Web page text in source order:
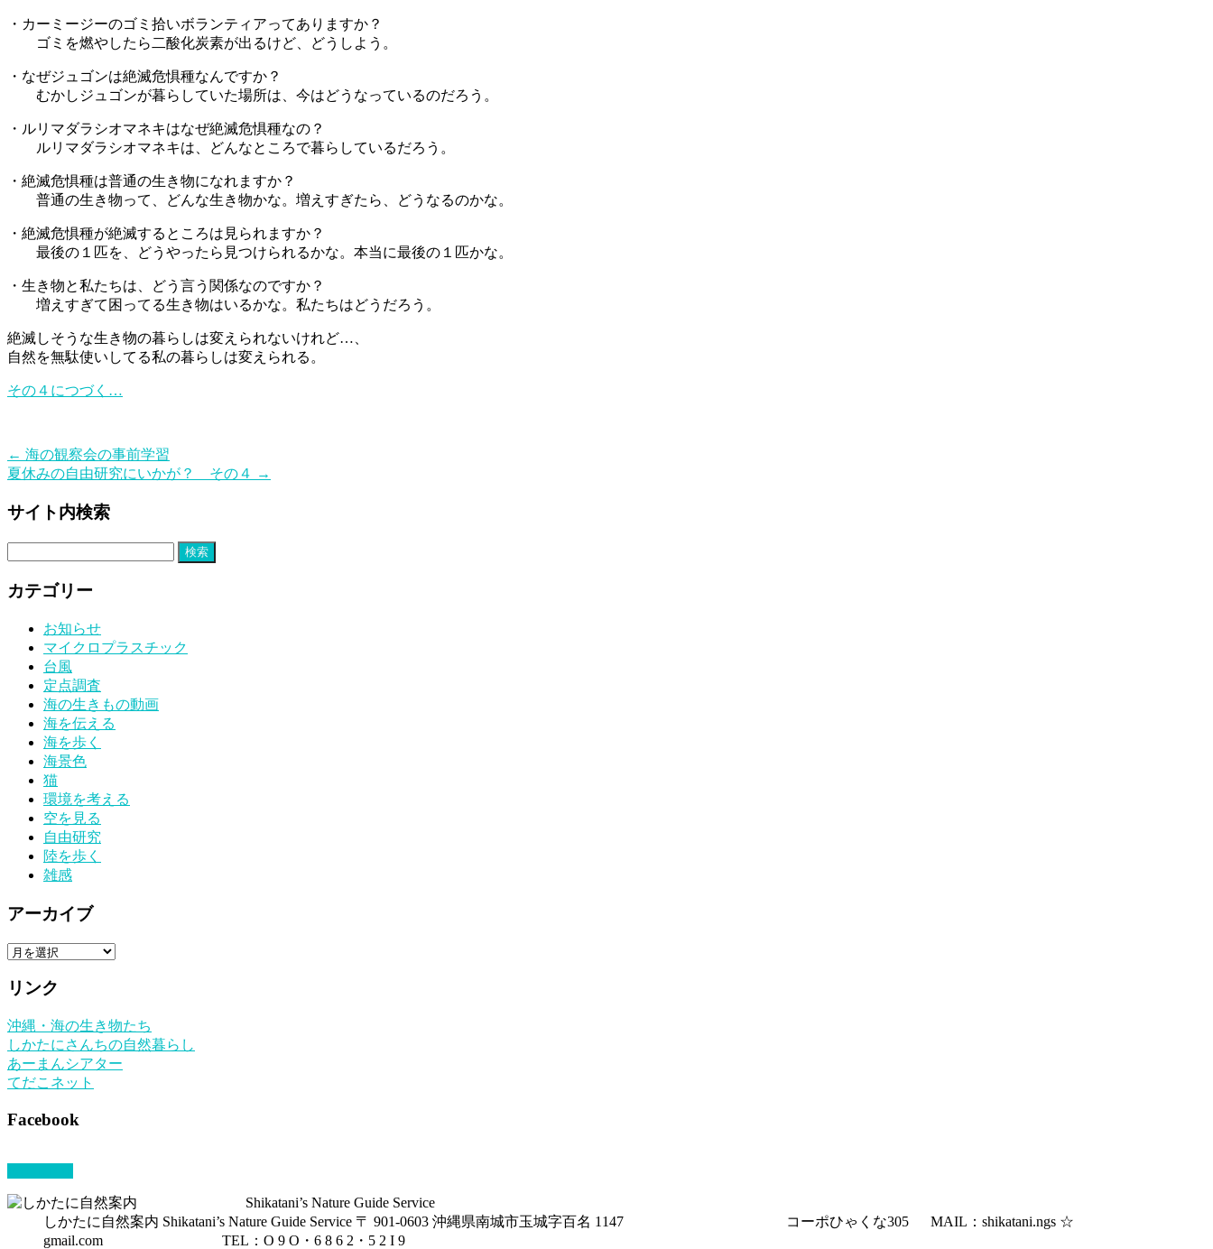
・カーミージーのゴミ拾いボランティアってありますか？
ゴミを燃やしたら二酸化炭素が出るけど、どうしよう。
・なぜジュゴンは絶滅危惧種なんですか？
むかしジュゴンが暮らしていた場所は、今はどうなっているのだろう。
・ルリマダラシオマネキはなぜ絶滅危惧種なの？
ルリマダラシオマネキは、どんなところで暮らしているだろう。
・絶滅危惧種は普通の生き物になれますか？
普通の生き物って、どんな生き物かな。増えすぎたら、どうなるのかな。
・絶滅危惧種が絶滅するところは見られますか？
最後の１匹を、どうやったら見つけられるかな。本当に最後の１匹かな。
・生き物と私たちは、どう言う関係なのですか？
増えすぎて困ってる生き物はいるかな。私たちはどうだろう。
絶滅しそうな生き物の暮らしは変えられないけれど…、
自然を無駄使いしてる私の暮らしは変えられる。
その４につづく…
← 海の観察会の事前学習
夏休みの自由研究にいかが？ その４ →
サイト内検索
カテゴリー
お知らせ
マイクロプラスチック
台風
定点調査
海の生きもの動画
海を伝える
海を歩く
海景色
猫
環境を考える
空を見る
自由研究
陸を歩く
雑感
アーカイブ
ア
カ
ブ
リンク
沖縄・海の生き物たち
しかたにさんちの自然暮らし
あーまんシアター
てだこネット
Facebook
しかたに自然案内 Shikatani’s Nature Guide Service 〒 901-0603 沖縄県南城市玉城字百名 1147 コーポひゃくな305 MAIL：shikatani.ngs ☆
gmail.com TEL：O 9 O・6 8 6 2・5 2 I 9